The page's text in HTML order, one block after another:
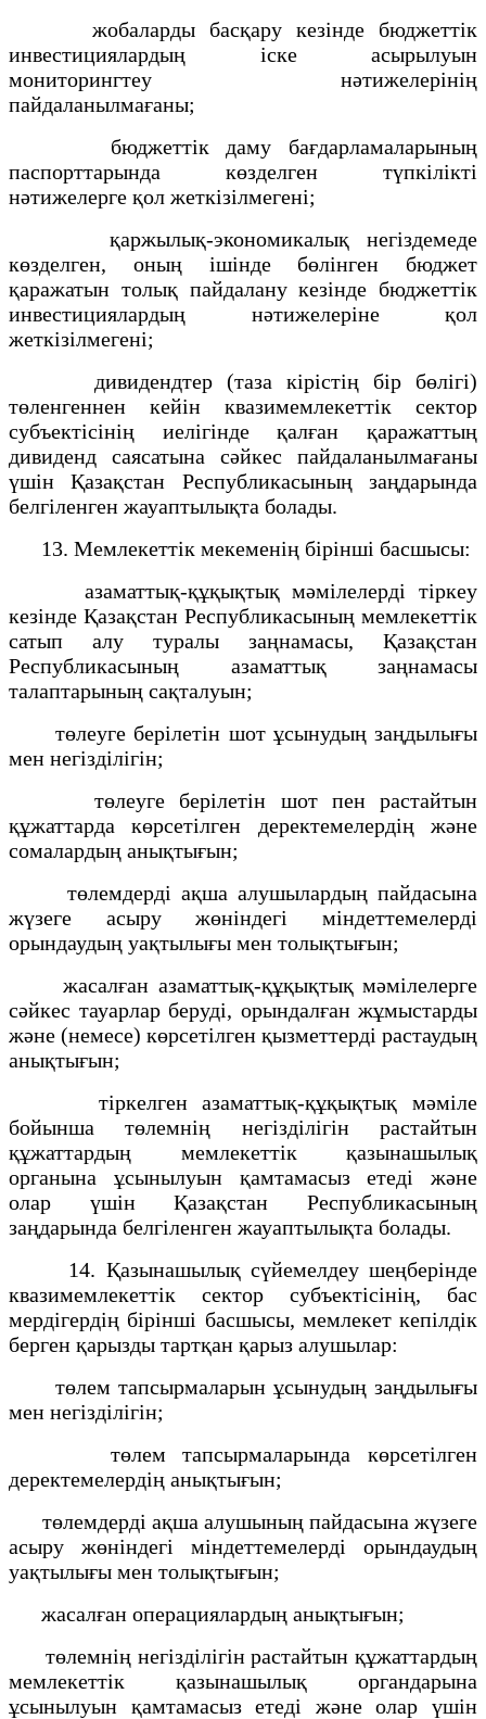
жобаларды басқару кезінде бюджеттік
инвестициялардың іске асырылуын
мониторингтеу нәтижелерінің
пайдаланылмағаны;
бюджеттік даму бағдарламаларының
паспорттарында көзделген түпкілікті
нәтижелерге қол жеткізілмегені;
қаржылық-экономикалық негіздемеде
көзделген, оның ішінде бөлінген бюджет
қаражатын толық пайдалану кезінде бюджеттік
инвестициялардың нәтижелеріне қол
жеткізілмегені;
дивидендтер (таза кірістің бір бөлігі)
төленгеннен кейін квазимемлекеттік сектор
субъектісінің иелігінде қалған қаражаттың
дивиденд саясатына сәйкес пайдаланылмағаны
үшін Қазақстан Республикасының заңдарында
белгіленген жауаптылықта болады.
13. Мемлекеттік мекеменің бірінші басшысы:
азаматтық-құқықтық мәмілелерді тіркеу
кезінде Қазақстан Республикасының мемлекеттік
сатып алу туралы заңнамасы, Қазақстан
Республикасының азаматтық заңнамасы
талаптарының сақталуын;
төлеуге берілетін шот ұсынудың заңдылығы
мен негізділігін;
төлеуге берілетін шот пен растайтын
құжаттарда көрсетілген деректемелердің және
сомалардың анықтығын;
төлемдерді ақша алушылардың пайдасына
жүзеге асыру жөніндегі міндеттемелерді
орындаудың уақтылығы мен толықтығын;
жасалған азаматтық-құқықтық мәмілелерге
сәйкес тауарлар беруді, орындалған жұмыстарды
және (немесе) көрсетілген қызметтерді растаудың
анықтығын;
тіркелген азаматтық-құқықтық мәміле
бойынша төлемнің негізділігін растайтын
құжаттардың мемлекеттік қазынашылық
органына ұсынылуын қамтамасыз етеді және
олар үшін Қазақстан Республикасының
заңдарында белгіленген жауаптылықта болады.
14. Қазынашылық сүйемелдеу шеңберінде
квазимемлекеттік сектор субъектісінің, бас
мердігердің бірінші басшысы, мемлекет кепілдік
берген қарызды тартқан қарыз алушылар:
төлем тапсырмаларын ұсынудың заңдылығы
мен негізділігін;
төлем тапсырмаларында көрсетілген
деректемелердің анықтығын;
төлемдерді ақша алушының пайдасына жүзеге
асыру жөніндегі міндеттемелерді орындаудың
уақтылығы мен толықтығын;
жасалған операциялардың анықтығын;
төлемнің негізділігін растайтын құжаттардың
мемлекеттік қазынашылық органдарына
ұсынылуын қамтамасыз етеді және олар үшін